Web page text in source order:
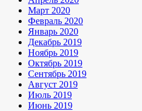
Март 2020
Февраль 2020
Январь 2020
Декабрь 2019
Ноябрь 2019
Октябрь 2019
Сентябрь 2019
Август 2019
Июль 2019
Июнь 2019